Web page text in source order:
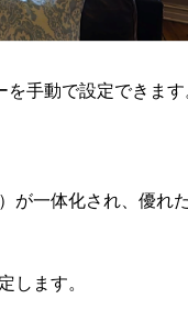
手動で設定できます
が一体化され、優れ
します。